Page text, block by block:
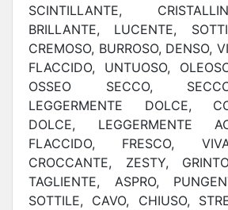
SCINTILLANTE,
BRILLANTE, LUCENTE,
CREMOSO, BURROSO, DENSO,
FLACCIDO, UNTUOSO,
OSSEO SECCO,
LEGGERMENTE DOLCE,
DOLCE, LEGGERMENTE
FLACCIDO, FRESCO,
CROCCANTE, ZESTY,
TAGLIENTE, ASPRO,
SOTTILE, CAVO, CHIUSO,